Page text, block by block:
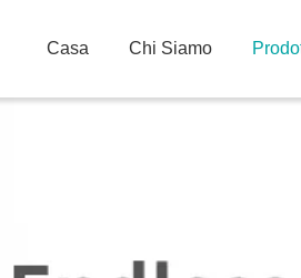
Casa Chi Siamo